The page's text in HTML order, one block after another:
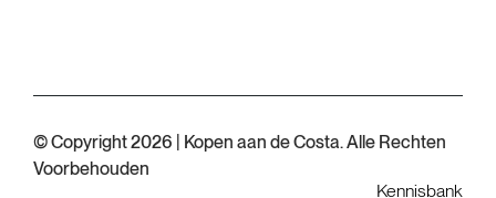
© Copyright 2026 | Kopen aan de Costa. Alle Rechten
Voorbehouden
Kennisbank